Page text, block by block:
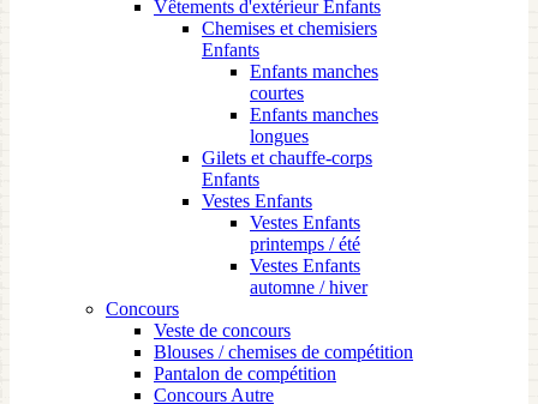
Vêtements d'extérieur Enfants
Chemises et chemisiers
Enfants
Enfants manches
courtes
Enfants manches
longues
Gilets et chauffe-corps
Enfants
Vestes Enfants
Vestes Enfants
printemps / été
Vestes Enfants
automne / hiver
Concours
Veste de concours
Blouses / chemises de compétition
Pantalon de compétition
Concours Autre